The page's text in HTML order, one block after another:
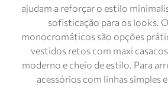
ajudam a reforçar o estilo
sofisticação para os looks.
monocromáticos são opções
vestidos retos com maxi
moderno e cheio de estilo. Para
acessórios com linhas simples